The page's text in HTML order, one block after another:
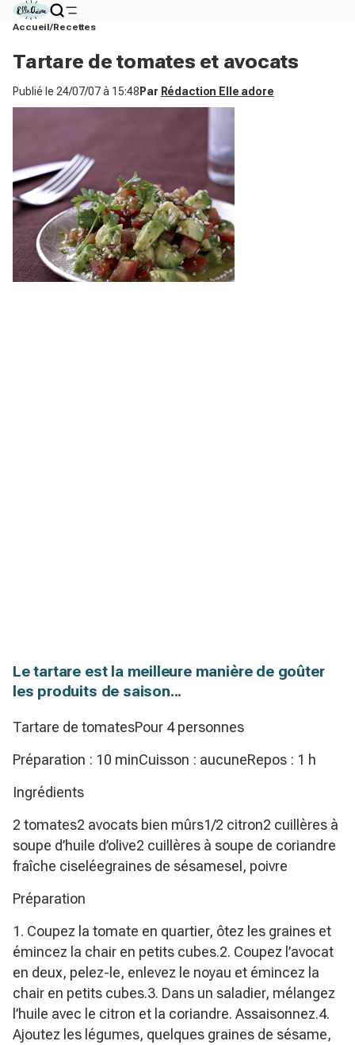
Accueil Recettes
Tartare de tomates et avocats
Publié le 24/07/07 à 15:48 Par Rédaction Elle adore
Le tartare est la meilleure manière de goûter
les produits de saison...
Tartare de tomatesPour 4 personnes
Préparation : 10 minCuisson : aucuneRepos : 1 h
Ingrédients
2 tomates2 avocats bien mûrs1/2 citron2 cuillères à
soupe d’huile d’olive2 cuillères à soupe de coriandre
fraîche ciseléegraines de sésamesel, poivre
Préparation
1. Coupez la tomate en quartier, ôtez les graines et
émincez la chair en petits cubes.2. Coupez l’avocat
en deux, pelez-le, enlevez le noyau et émincez la
chair en petits cubes.3. Dans un saladier, mélangez
l’huile avec le citron et la coriandre. Assaisonnez.4.
Ajoutez les légumes, quelques graines de sésame,